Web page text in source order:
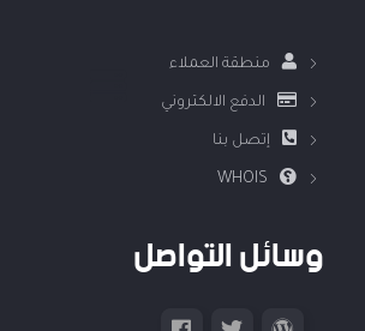
منطقة العملاء
الدفع الالكتروني
إتصل بنا
WHOIS
وسائل التواصل